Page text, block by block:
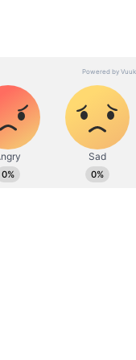
Forecast: फिर बढ़
जानिए दिल्ली-यूपी, एमपी-
अक्टूबर 2021 से एशियानेट
एंड मॉस कम्युनिकेशन में
और फीचर स्टोरीज में खास